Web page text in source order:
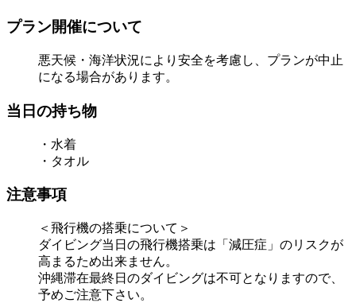
プラン開催について
悪天候・海洋状況により安全を考慮し、プランが中止
になる場合があります。
当日の持ち物
・水着
・タオル
注意事項
＜飛行機の搭乗について＞
ダイビング当日の飛行機搭乗は「減圧症」のリスクが
高まるため出来ません。
沖縄滞在最終日のダイビングは不可となりますので、
予めご注意下さい。